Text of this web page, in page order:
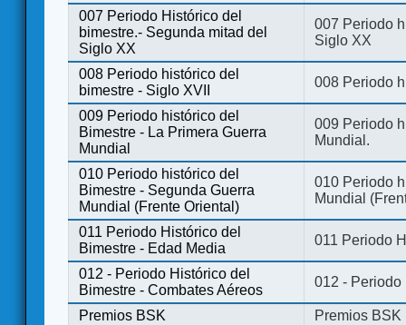
007 Periodo Histórico del
bimestre.- Segunda mitad del
Siglo XX
007 Periodo
Siglo XX
008 Periodo histórico del
bimestre - Siglo XVII
008 Periodo
009 Periodo histórico del
Bimestre - La Primera Guerra
Mundial
009 Periodo
Mundial.
010 Periodo histórico del
Bimestre - Segunda Guerra
Mundial (Frente Oriental)
010 Periodo
Mundial
011 Periodo Histórico del
Bimestre - Edad Media
011 Periodo
012 - Periodo Histórico del
Bimestre - Combates Aéreos
012 - Periodo
Premios BSK
Premios BSK